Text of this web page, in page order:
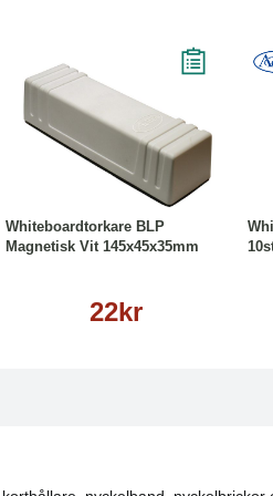
Whiteboardtorkare BLP
Magnetisk Vit 145x45x35mm
22kr
Läs mer